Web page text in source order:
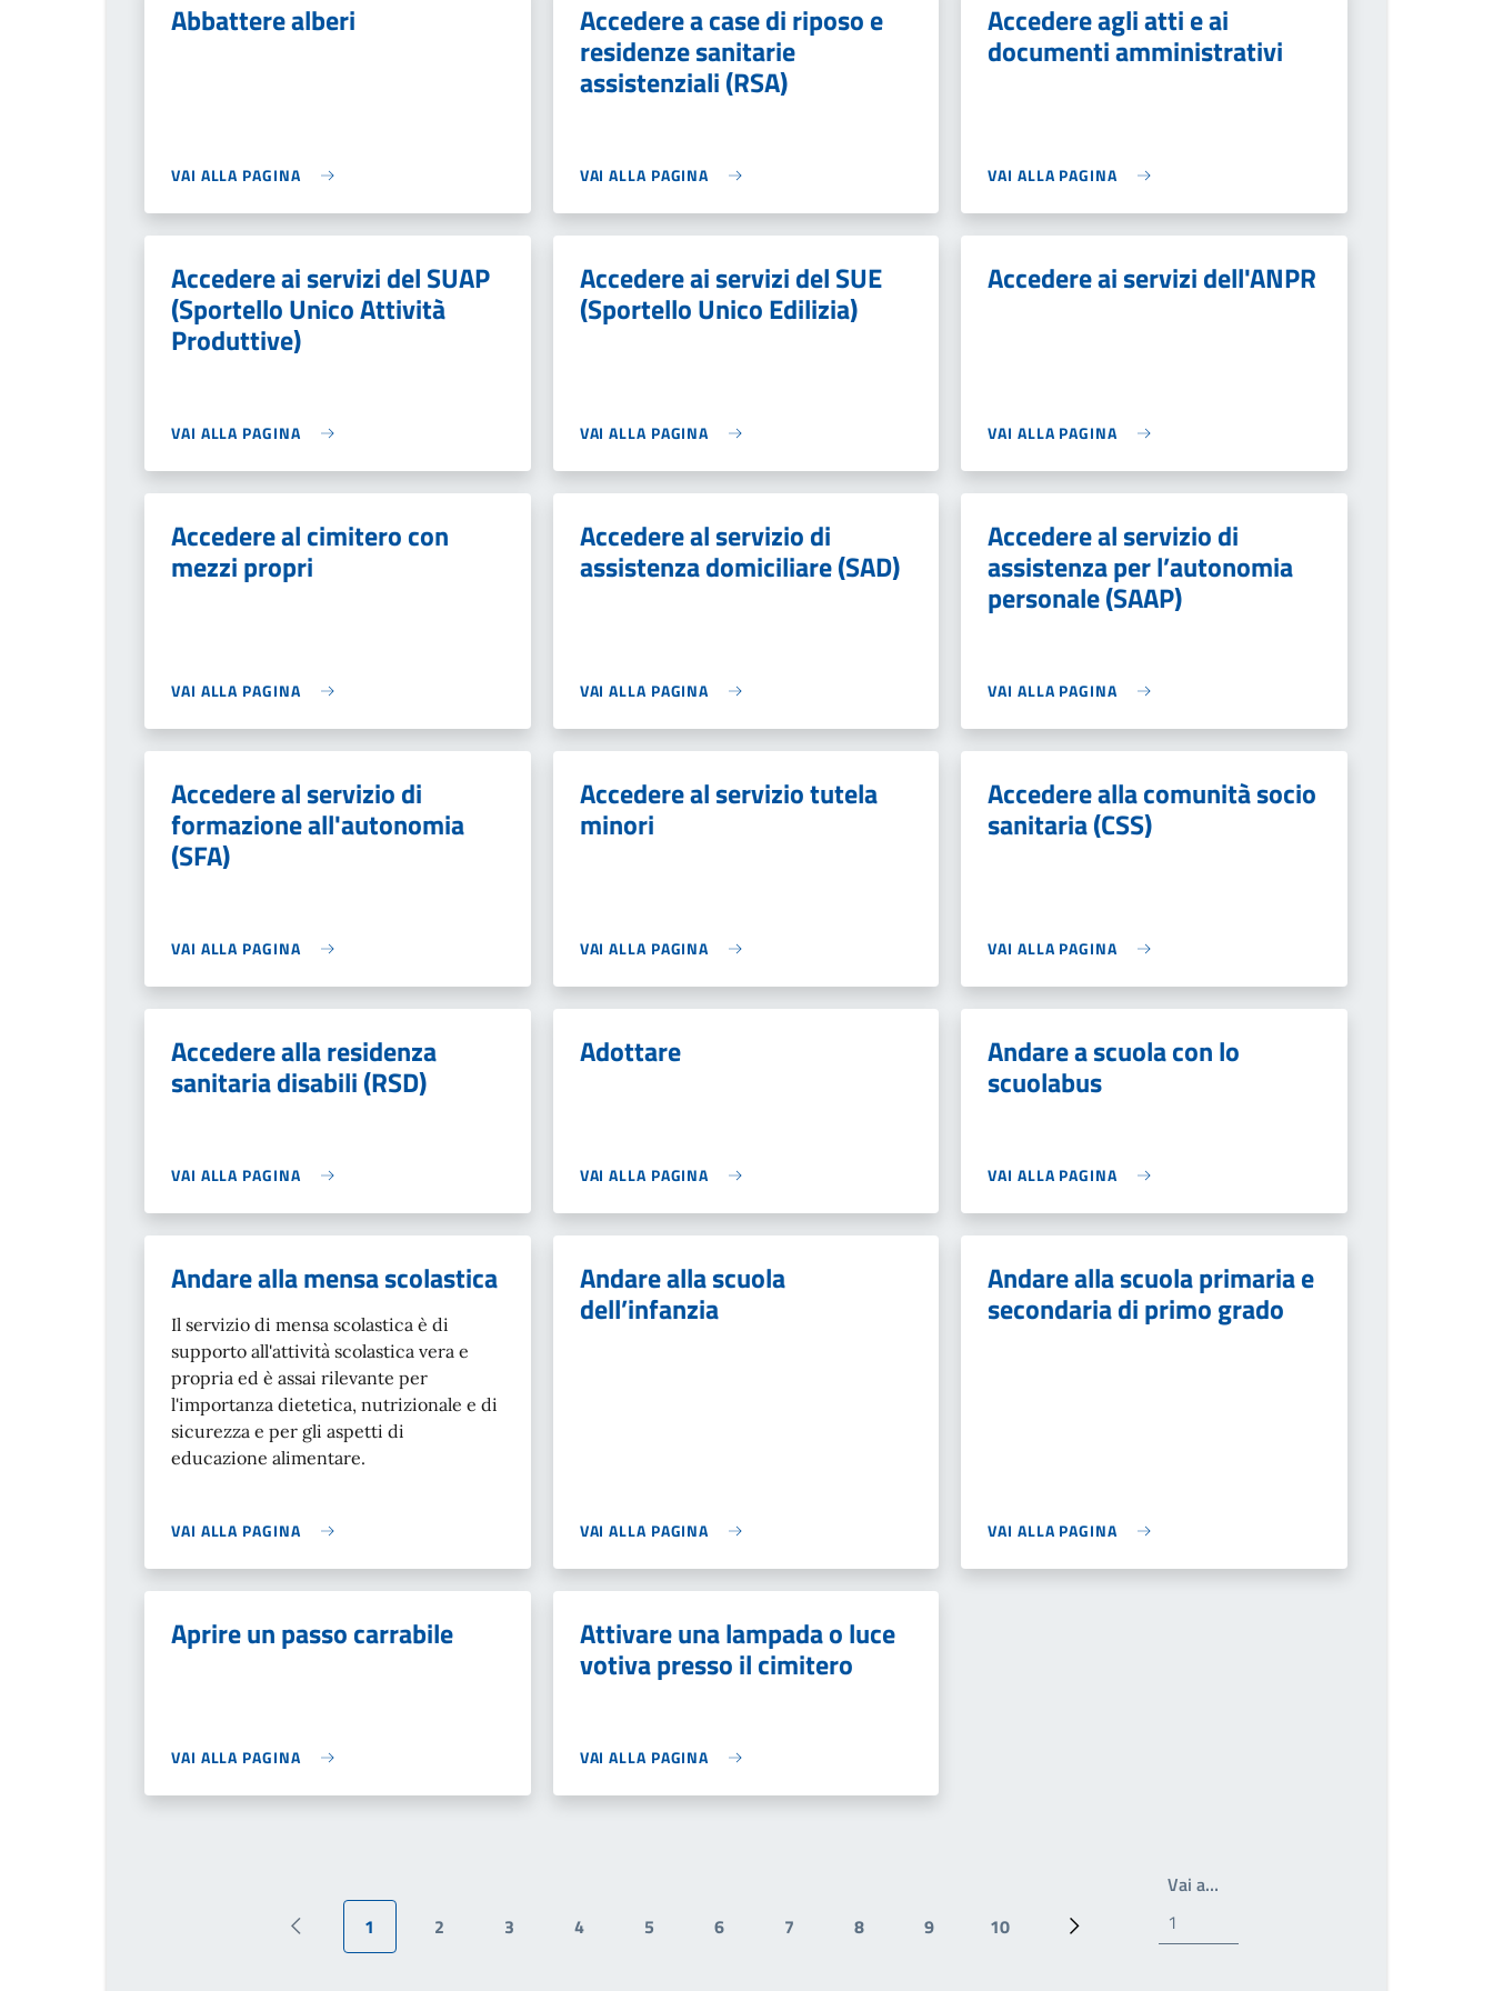
Abbattere alberi
VAI ALLA PAGINA
Accedere a case di riposo e
residenze sanitarie
assistenziali (RSA)
VAI ALLA PAGINA
Accedere agli atti e ai
documenti amministrativi
VAI ALLA PAGINA
Accedere ai servizi del SUAP
(Sportello Unico Attività
Produttive)
VAI ALLA PAGINA
Accedere ai servizi del SUE
(Sportello Unico Edilizia)
VAI ALLA PAGINA
Accedere ai servizi dell'ANPR
VAI ALLA PAGINA
Accedere al cimitero con
mezzi propri
VAI ALLA PAGINA
Accedere al servizio di
assistenza domiciliare (SAD)
VAI ALLA PAGINA
Accedere al servizio di
assistenza per l’autonomia
personale (SAAP)
VAI ALLA PAGINA
Accedere al servizio di
formazione all'autonomia
(SFA)
VAI ALLA PAGINA
Accedere al servizio tutela
minori
VAI ALLA PAGINA
Accedere alla comunità socio
sanitaria (CSS)
VAI ALLA PAGINA
Accedere alla residenza
sanitaria disabili (RSD)
VAI ALLA PAGINA
Adottare
VAI ALLA PAGINA
Andare a scuola con lo
scuolabus
VAI ALLA PAGINA
Andare alla mensa scolastica
Il servizio di mensa scolastica è di
supporto all'attività scolastica vera e
propria ed è assai rilevante per
l'importanza dietetica, nutrizionale e di
sicurezza e per gli aspetti di
educazione alimentare.
VAI ALLA PAGINA
Andare alla scuola
dell’infanzia
VAI ALLA PAGINA
Andare alla scuola primaria e
secondaria di primo grado
VAI ALLA PAGINA
Aprire un passo carrabile
VAI ALLA PAGINA
Attivare una lampada o luce
votiva presso il cimitero
VAI ALLA PAGINA
Pagina precedente
Pagina attuale
1
Pagina
2
Pagina
3
Pagina
4
Pagina
5
Pagina
6
Pagina
7
Pagina
8
Pagina
9
Ultima pagina
10
Pagina successiva
Vai a…Scrivi il numero della pagina a cui